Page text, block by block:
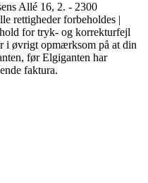
Allé 16, 2. - 2300
rettigheder forbeholdes |
for tryk- og korrekturfejl
i øvrigt opmærksom på at din
før Elgiganten har
faktura.